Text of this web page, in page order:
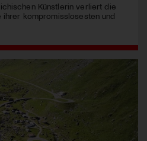
Künstlerin verliert die
ihrer kompromisslosesten und